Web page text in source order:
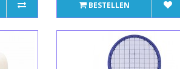
BESTELLEN